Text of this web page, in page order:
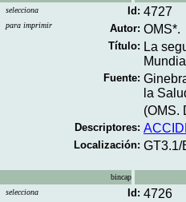
selecciona
para imprimir
Id: 4727
Autor: OMS*.
Título: La
Fuente:
la
(OMS.
Descriptores:
Localización: GT3.1/
bincap
selecciona
Id: 4726